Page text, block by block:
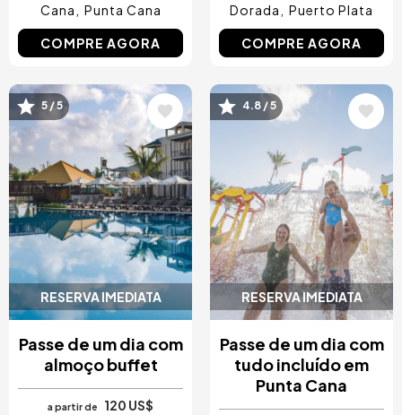
Cana
Punta Cana
COMPRE AGORA
Dorada
Puerto Plata
COMPRE AGORA
RESERVA IMEDIATA
Imagem
5 / 5
Passe de um dia com
almoço buffet
a partir de 120 US$
RESERVA IMEDIATA
Imagem
4.8 / 5
Passe de um dia com
tudo incluído em
Punta Cana